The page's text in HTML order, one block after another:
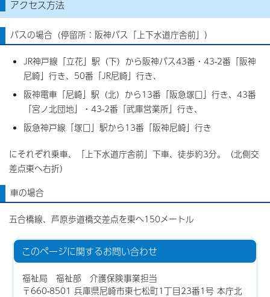
アクセス方法
バスの場合（停留所：阪神バス「上下水道庁舎前」）
JR神戸線「立花」駅（下）から阪神バス43番・43-2番「阪神
尼崎」行き、50番「JR尼崎」行き、
阪神電車「尼崎」駅（北）から13番「阪急塚口」行き、43番
「宮ノ北団地」・43-2番「武庫営業所」行き、
阪急神戸線「塚口」駅から13番「阪神尼崎」行き
にそれぞれ乗車、「上下水道庁舎前」下車、徒歩約3分。（北側交
差点東へ右折）
車の場合
五合橋線、芦原歩道橋交差点を東へ150メートル
このページに関するお問い合わせ
福祉局 福祉部 介護保険事業担当
〒660-8501 兵庫県尼崎市東七松町1丁目23番1号 本庁北